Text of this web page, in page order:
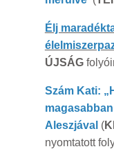
Élj
ÚJSÁG
Szám Kati:
Aleszjával (
nyomtatott